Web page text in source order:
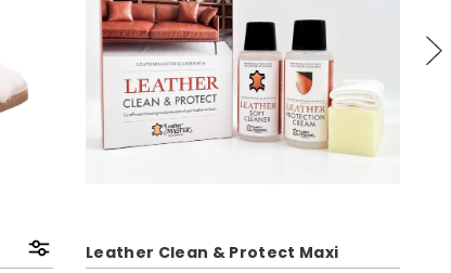
Leather Clean & Protect Maxi